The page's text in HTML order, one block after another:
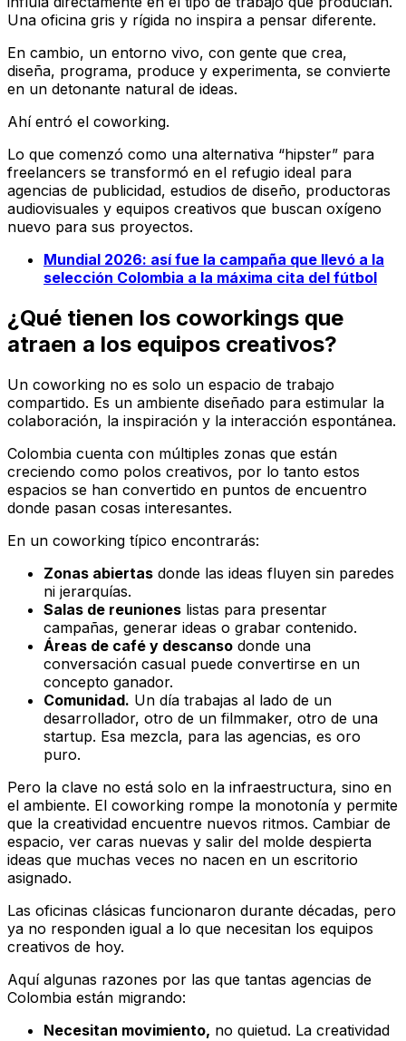
Una oficina gris y rígida no inspira a pensar diferente.
En cambio, un entorno vivo, con gente que crea,
diseña, programa, produce y experimenta, se convierte
en un detonante natural de ideas.
Ahí entró el coworking.
Lo que comenzó como una alternativa “hipster” para
freelancers se transformó en el refugio ideal para
agencias de publicidad, estudios de diseño, productoras
audiovisuales y equipos creativos que buscan oxígeno
nuevo para sus proyectos.
Mundial 2026: así fue la campaña que llevó a la
selección Colombia a la máxima cita del fútbol
¿Qué tienen los coworkings que
atraen a los equipos creativos?
Un coworking no es solo un espacio de trabajo
compartido. Es un ambiente diseñado para estimular la
colaboración, la inspiración y la interacción espontánea.
Colombia cuenta con múltiples zonas que están
creciendo como polos creativos, por lo tanto estos
espacios se han convertido en puntos de encuentro
donde pasan cosas interesantes.
En un coworking típico encontrarás:
Zonas abiertas donde las ideas fluyen sin paredes
ni jerarquías.
Salas de reuniones listas para presentar
campañas, generar ideas o grabar contenido.
Áreas de café y descanso donde una
conversación casual puede convertirse en un
concepto ganador.
Comunidad. Un día trabajas al lado de un
desarrollador, otro de un filmmaker, otro de una
startup. Esa mezcla, para las agencias, es oro
puro.
Pero la clave no está solo en la infraestructura, sino en
el ambiente. El coworking rompe la monotonía y permite
que la creatividad encuentre nuevos ritmos. Cambiar de
espacio, ver caras nuevas y salir del molde despierta
ideas que muchas veces no nacen en un escritorio
asignado.
Las oficinas clásicas funcionaron durante décadas, pero
ya no responden igual a lo que necesitan los equipos
creativos de hoy.
Aquí algunas razones por las que tantas agencias de
Colombia están migrando:
Necesitan movimiento, no quietud. La creatividad